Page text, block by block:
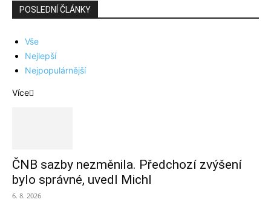
POSLEDNÍ ČLÁNKY
Vše
Nejlepší
Nejpopulárnější
Více
ČNB sazby nezměnila. Předchozí zvýšení
bylo správné, uvedl Michl
6. 8. 2026